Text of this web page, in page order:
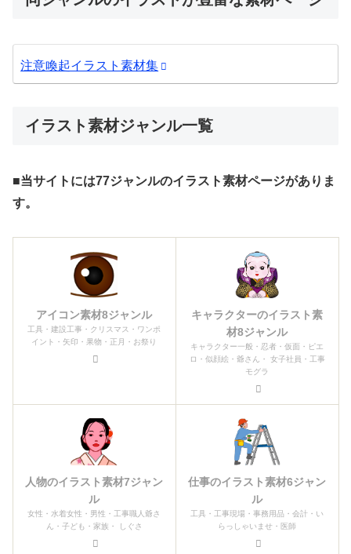
注意喚起イラスト素材集
イラスト素材ジャンル一覧
■当サイトには77ジャンルのイラスト素材ページがありま
す。
アイコン素材8ジャンル
工具・建設工事・クリスマス・ワンポ
イント・矢印・果物・正月・お祭り
キャラクターのイラスト素
材8ジャンル
キャラクター一般・忍者・仮面・ピエ
ロ・似顔絵・爺さん・ 女子社員・工事
モグラ
人物のイラスト素材7ジャン
ル
女性・水着女性・男性・工事職人爺さ
ん・子ども・家族・ しぐさ
仕事のイラスト素材6ジャン
ル
工具・工事現場・事務用品・会計・い
らっしゃいませ・医師